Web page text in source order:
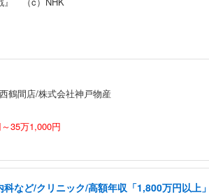
鶴間店/株式会社神戸物産
35万1,000円
科など/クリニック/高額年収「1,800万円以上